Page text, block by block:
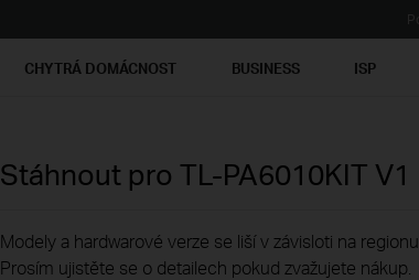
CHYTRÁ DOMÁCNOST BUSINESS ISP
Stáhnout pro TL-PA6010KIT V1
Modely a hardwarové verze se liší v závisloti na regionu.
Prosím ujistěte se o detailech pokud zvažujete nákup.